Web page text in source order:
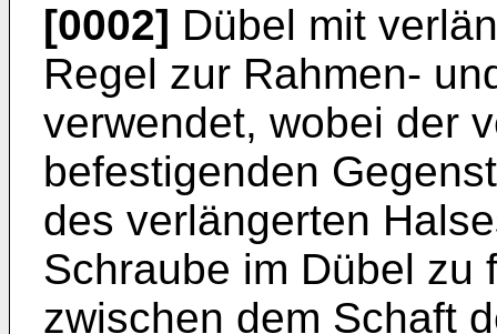
[0002] Dübel mit
Regel zur Rahmen-
verwendet, wobei der
befestigenden
des verlängerten
Schraube im Dübel zu
zwischen dem Schaft